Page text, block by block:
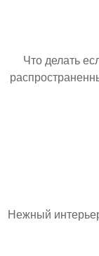
Что делать
Нежный